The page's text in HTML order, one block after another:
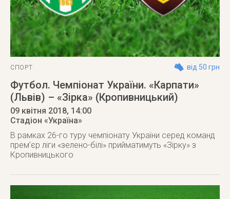
СПОРТ від 50 грн
Футбол. Чемпіонат України. «Карпати»
(Львів) – «Зірка» (Кропивницький)
09 квітня 2018, 14:00
Стадіон «Україна»
В рамках 26-го туру чемпіонату України серед команд
прем’єр ліги «зелено-білі» прийматимуть «Зірку» з
Кропивницького